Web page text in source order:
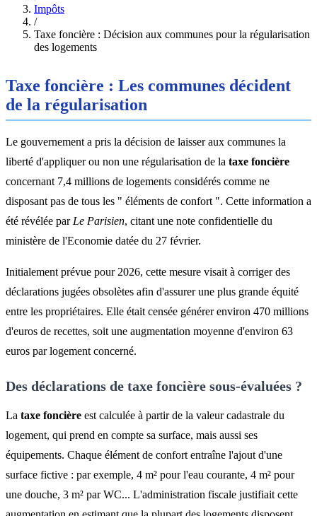
Impôts
/
Taxe foncière : Décision aux communes pour la régularisation
des logements
Taxe foncière : Les communes décident
de la régularisation
Le gouvernement a pris la décision de laisser aux communes la
liberté d'appliquer ou non une régularisation de la taxe foncière
concernant 7,4 millions de logements considérés comme ne
disposant pas de tous les " éléments de confort ". Cette information a
été révélée par Le Parisien, citant une note confidentielle du
ministère de l'Economie datée du 27 février.
Initialement prévue pour 2026, cette mesure visait à corriger des
déclarations jugées obsolètes afin d'assurer une plus grande équité
entre les propriétaires. Elle était censée générer environ 470 millions
d'euros de recettes, soit une augmentation moyenne d'environ 63
euros par logement concerné.
Des déclarations de taxe foncière sous-évaluées ?
La taxe foncière est calculée à partir de la valeur cadastrale du
logement, qui prend en compte sa surface, mais aussi ses
équipements. Chaque élément de confort entraîne l'ajout d'une
surface fictive : par exemple, 4 m² pour l'eau courante, 4 m² pour
une douche, 3 m² par WC... L'administration fiscale justifiait cette